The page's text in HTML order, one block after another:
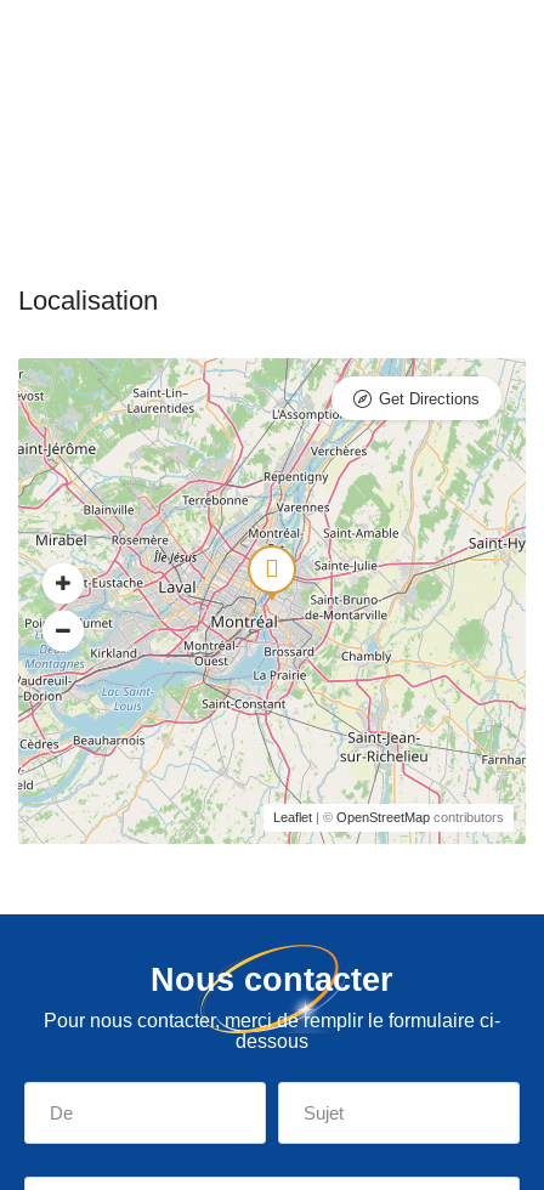
Leaflet | © OpenStreetMap contributors
Get Directions
Nous contacter
Pour nous contacter, merci de remplir le formulaire ci-
dessous